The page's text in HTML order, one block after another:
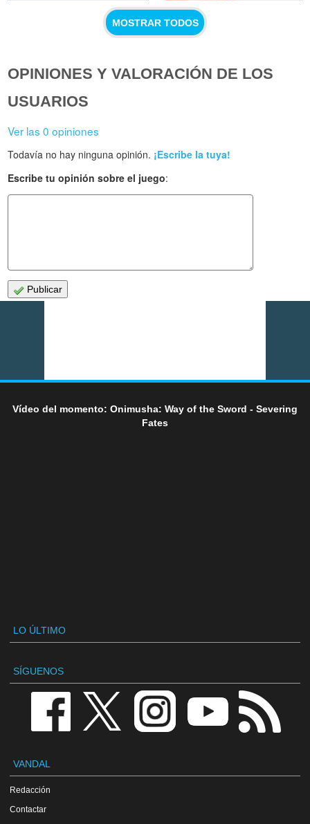
MOSTRAR TODOS
OPINIONES Y VALORACIÓN DE LOS
USUARIOS
Ver las 0 opiniones
Todavía no hay ninguna opinión. ¡Escribe la tuya!
Escribe tu opinión sobre el juego:
Publicar
Vídeo del momento: Onimusha: Way of the Sword - Severing
Fates
LO ÚLTIMO
SÍGUENOS
VANDAL
Redacción
Contactar